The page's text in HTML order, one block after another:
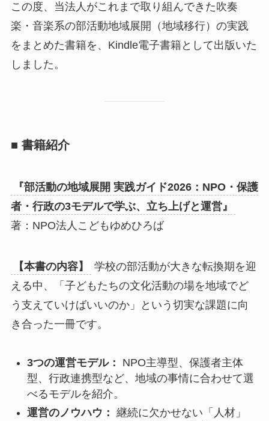
この度、当法人がこれまで取り組んできた吹奏
楽・音楽系の部活動地域展開（地域移行）の実践
をまとめた書籍を、Kindle電子書籍として出版いた
しました。
■ 書籍紹介
『部活動の地域展開 実践ガイド2026：NPO・保護
者・行政の3モデルで学ぶ、立ち上げと運営』
著：NPO法人こどもゆめひろば
【本書の内容】
学校の部活動が大きな転換期を迎
える中、「子どもたちの文化活動の場を地域でど
う支えていけばいいのか」という切実な課題に向
き合った一冊です。
3つの運営モデル：
NPO主導型、保護者主体
型、行政連携型など、地域の事情に合わせて選
べるモデルを紹介。
運営のノウハウ： 継続に欠かせない「人材」